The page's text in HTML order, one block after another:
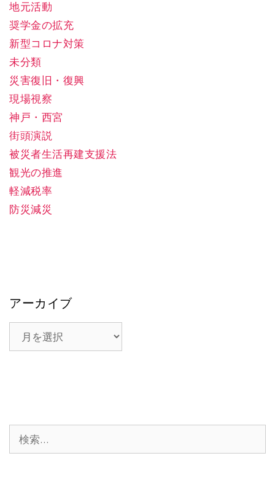
地元活動
奨学金の拡充
新型コロナ対策
未分類
災害復旧・復興
現場視察
神戸・西宮
街頭演説
被災者生活再建支援法
観光の推進
軽減税率
防災減災
アーカイブ
索: